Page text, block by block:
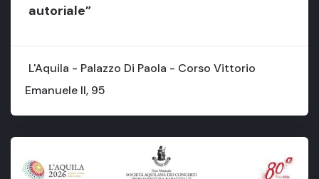
autoriale”
L'Aquila - Palazzo Di Paola - Corso Vittorio
Emanuele II, 95